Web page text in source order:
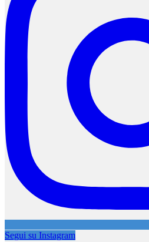
Segui su Instagram